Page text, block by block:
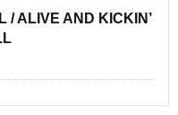
/ ALIVE AND KICKIN’